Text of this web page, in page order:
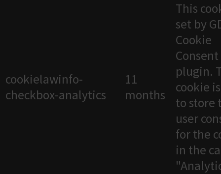
cookielawinfo-
checkbox-analytics
11
months
This
set by
Cookie
Consent
plugin.
cookie
to store
user
for the
in the